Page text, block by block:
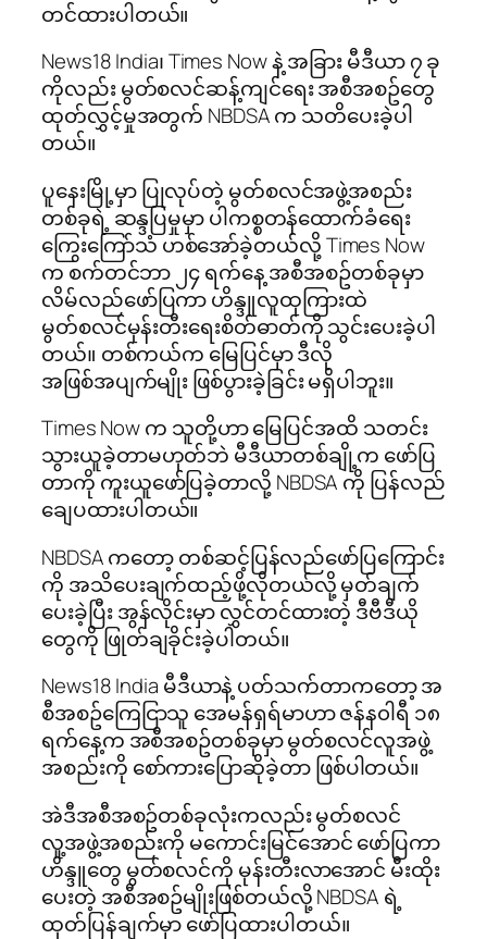
တင်ထားပါတယ်။
News18 India၊ Times Now နဲ့ အခြား မီဒီယာ ၇ ခု
ကိုလည်း မွတ်စလင်ဆန့်ကျင်ရေး အစီအစဥ်တွေ
ထုတ်လွှင့်မှုအတွက် NBDSA က သတိပေးခဲ့ပါ
တယ်။
ပူနေးမြို့မှာ ပြုလုပ်တဲ့ မွတ်စလင်အဖွဲ့အစည်း
တစ်ခုရဲ့ ဆန္ဒပြမှုမှာ ပါကစ္စတန်ထောက်ခံရေး
ကြွေးကြော်သံ ဟစ်အော်ခဲ့တယ်လို့ Times Now
က စက်တင်ဘာ ၂၄ ရက်နေ့ အစီအစဥ်တစ်ခုမှာ
လိမ်လည်ဖော်ပြကာ ဟိန္ဒူလူထုကြားထဲ
မွတ်စလင်မုန်းတီးရေးစိတ်ဓာတ်ကို သွင်းပေးခဲ့ပါ
တယ်။ တစ်ကယ်က မြေပြင်မှာ ဒီလို
အဖြစ်အပျက်မျိုး ဖြစ်ပွားခဲ့ခြင်း မရှိပါဘူး။
Times Now က သူတို့ဟာ မြေပြင်အထိ သတင်း
သွားယူခဲ့တာမဟုတ်ဘဲ မီဒီယာတစ်ချို့က ဖော်ပြ
တာကို ကူးယူဖော်ပြခဲ့တာလို့ NBDSA ကို ပြန်လည်
ချေပထားပါတယ်။
NBDSA ကတော့ တစ်ဆင့်ပြန်လည်ဖော်ပြကြောင်း
ကို အသိပေးချက်ထည့်ဖို့လိုတယ်လို့ မှတ်ချက်
ပေးခဲ့ပြီး အွန်လိုင်းမှာ လွှင်တင်ထားတဲ့ ဒီဗီဒီယို
တွေကို ဖြုတ်ချခိုင်းခဲ့ပါတယ်။
News18 India မီဒီယာနဲ့ ပတ်သက်တာကတော့ အ
စီအစဥ်ကြေငြာသူ အေမန်ရှရ်မာဟာ ဇန်န၀ါရီ ၁၈
ရက်နေ့က အစီအစဥ်တစ်ခုမှာ မွတ်စလင်လူအဖွဲ့
အစည်းကို စော်ကားပြောဆိုခဲ့တာ ဖြစ်ပါတယ်။
အဲဒီအစီအစဥ်တစ်ခုလုံးကလည်း မွတ်စလင်
လူ့အဖွဲ့အစည်းကို မကောင်းမြင်အောင် ဖော်ပြကာ
ဟိန္ဒူတွေ မွတ်စလင်ကို မုန်းတီးလာအောင် မီးထိုး
ပေးတဲ့ အစီအစဥ်မျိုးဖြစ်တယ်လို့ NBDSA ရဲ့
ထုတ်ပြန်ချက်မှာ ဖော်ပြထားပါတယ်။